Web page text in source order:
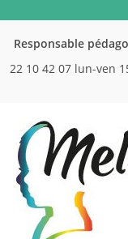
Responsable
22 10 42 07 lun-ven